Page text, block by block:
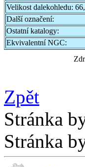
Velikost dalekohledu:
Další označení:
Ostatní katalogy:
Ekvivalentní NGC:
Zpět
Stránka
Stránka